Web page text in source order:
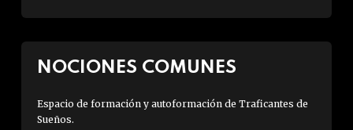
NOCIONES COMUNES
Espacio de formación y autoformación de Traficantes de
Sueños.